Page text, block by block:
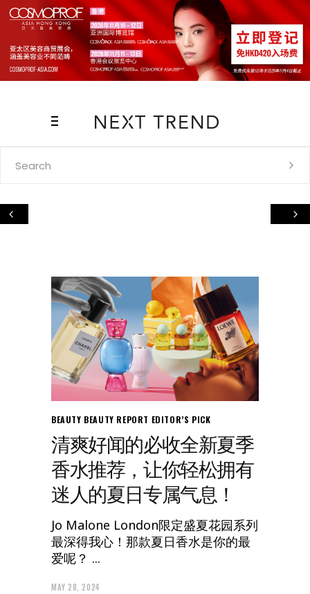
BEAUTY BEAUTY REPORT EDITOR’S PICK
清爽好闻的必收全新夏季
香水推荐，让你轻松拥有
迷人的夏日专属气息！
Jo Malone London限定盛夏花园系列
最深得我心！那款夏日香水是你的最
爱呢？
MAY 28, 2024